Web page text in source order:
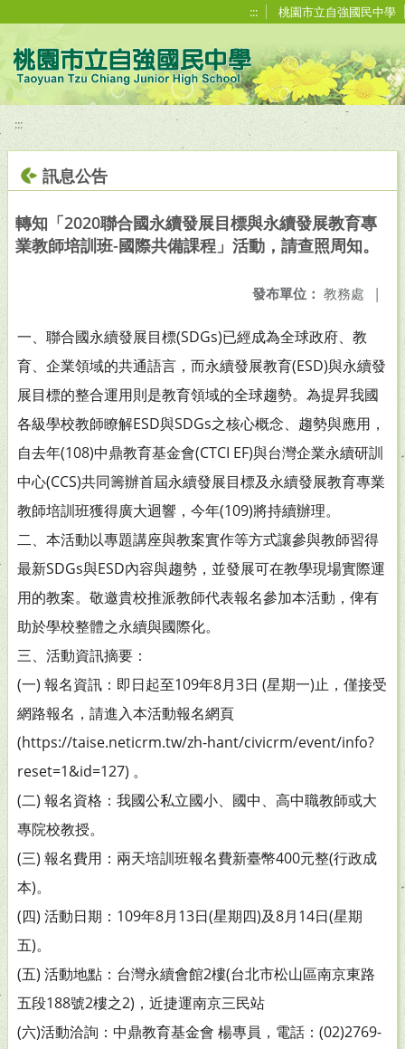
::: 桃園市立自強國民中學
:::
訊息公告
轉知「2020聯合國永續發展目標與永續發展教育專
業教師培訓班-國際共備課程」活動，請查照周知。
發布單位： 教務處 |
一、聯合國永續發展目標(SDGs)已經成為全球政府、教
育、企業領域的共通語言，而永續發展教育(ESD)與永續發
展目標的整合運用則是教育領域的全球趨勢。為提昇我國
各級學校教師瞭解ESD與SDGs之核心概念、趨勢與應用，
自去年(108)中鼎教育基金會(CTCI EF)與台灣企業永續研訓
中心(CCS)共同籌辦首屆永續發展目標及永續發展教育專業
教師培訓班獲得廣大迴響，今年(109)將持續辦理。
二、本活動以專題講座與教案實作等方式讓參與教師習得
最新SDGs與ESD內容與趨勢，並發展可在教學現場實際運
用的教案。敬邀貴校推派教師代表報名參加本活動，俾有
助於學校整體之永續與國際化。
三、活動資訊摘要：
(一) 報名資訊：即日起至109年8月3日 (星期一)止，僅接受
網路報名，請進入本活動報名網頁
(https://taise.neticrm.tw/zh-hant/civicrm/event/info?
reset=1&id=127) 。
(二) 報名資格：我國公私立國小、國中、高中職教師或大
專院校教授。
(三) 報名費用：兩天培訓班報名費新臺幣400元整(行政成
本)。
(四) 活動日期：109年8月13日(星期四)及8月14日(星期
五)。
(五) 活動地點：台灣永續會館2樓(台北市松山區南京東路
五段188號2樓之2)，近捷運南京三民站
(六)活動洽詢：中鼎教育基金會 楊專員，電話：(02)2769-